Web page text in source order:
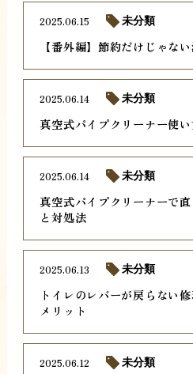
【番外編】節約だけじゃな
2025.06.15 未分類
真空式パイプクリーナー使
2025.06.14 未分類
真空式パイプクリーナーで
と対処法
2025.06.14 未分類
トイレのレバーが戻らない
メリット
2025.06.13 未分類
2025.06.12 未分類